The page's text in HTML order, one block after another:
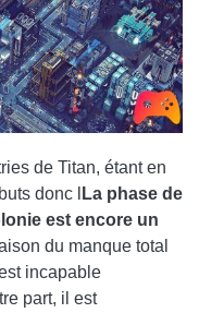
de Titan, étant en
donc l
La phase de
est encore un
du manque total
incapable
part, il est